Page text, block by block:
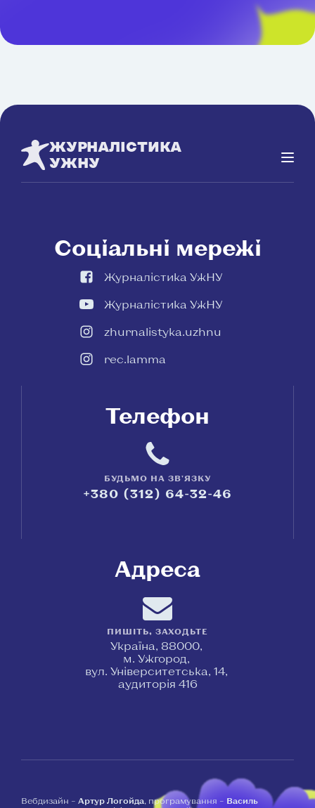
ЖУРНАЛІСТИКА
УЖНУ
Соціальні мережі
Журналістика УжНУ
Журналістика УжНУ
zhurnalistyka.uzhnu
rec.lamma
Телефон
БУДЬМО НА ЗВ'ЯЗКУ
+380 (312) 64-32-46
Адреса
ПИШІТЬ, ЗАХОДЬТЕ
Україна, 88000,
м. Ужгород,
вул. Університетська, 14,
аудиторія 416
Вебдизайн – Артур Логойда, програмування – Василь